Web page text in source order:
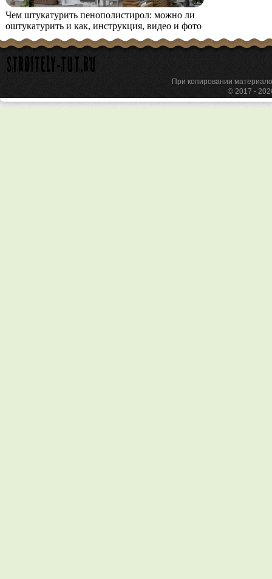
Чем штукатурить пенополистирол: можно ли
оштукатурить и как, инструкция, видео и фото
При копировании
© 2017 -